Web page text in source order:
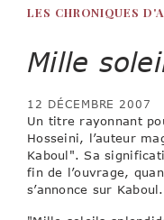
LES CHRONIQUES
Mille
12 DÉCEMBRE 2007
Un titre rayonnant
Hosseini, l’auteur
Kaboul". Sa
fin de l’ouvrage,
s’annonce sur Kaboul.